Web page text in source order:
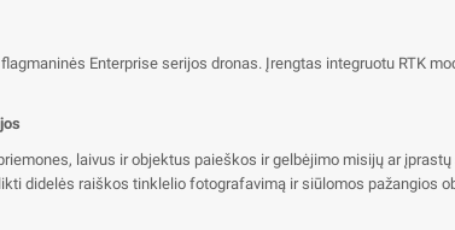
Enterprise serijos dronas. Įrengtas integruotu RTK
laivus ir objektus paieškos ir gelbėjimo misijų ar
didelės raiškos tinklelio fotografavimą ir siūlomos pažangios